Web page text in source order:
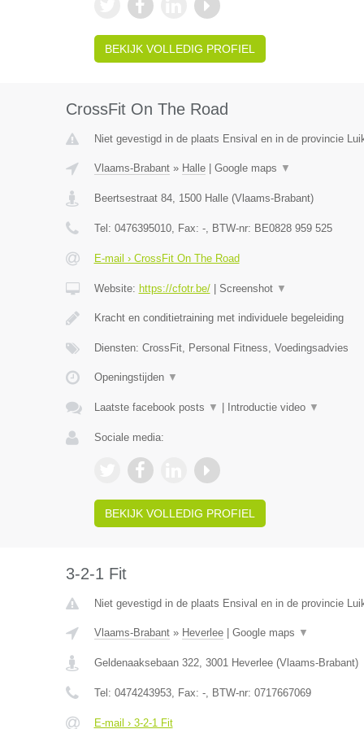
BEKIJK VOLLEDIG PROFIEL
CrossFit On The Road
Niet gevestigd in de plaats Ensival en in de provincie
Vlaams-Brabant» Halle| Google maps ▼
Beertsestraat 84, 1500 Halle(Vlaams-Brabant)
Tel: 0476395010, Fax: -, BTW-nr: BE0828 959 525
E-mail › CrossFit On The Road
Website: https://cfotr.be/| Screenshot ▼
Kracht en conditietraining met individuele begeleiding
Diensten: CrossFit, Personal Fitness, Voedingsadvies
Openingstijden ▼
Laatste facebook posts ▼ Introductie video ▼
Sociale media:
BEKIJK VOLLEDIG PROFIEL
3-2-1 Fit
Niet gevestigd in de plaats Ensival en in de provincie
Vlaams-Brabant» Heverlee| Google maps ▼
Geldenaaksebaan 322, 3001 Heverlee(Vlaams-Brabant)
Tel: 0474243953, Fax: -, BTW-nr: 0717667069
E-mail › 3-2-1 Fit